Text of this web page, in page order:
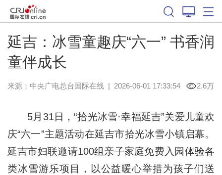
延吉：冰雪童趣庆“六一” 书香润
童伴成长
来源：中央广电总台国际在线| 2026-06-01 17:33:54 2.6万
5月31日，“拾光冰雪·幸福延吉”关爱儿童欢
庆“六一”主题活动在延吉市拾光冰雪小镇启幕。
延吉市妇联邀请100组亲子家庭免费入园体验各
类冰雪游乐项目，以公益暖心举措为孩子们送